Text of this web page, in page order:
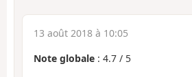
13 août 2018 à 10:05
Note globale : 4.7 / 5